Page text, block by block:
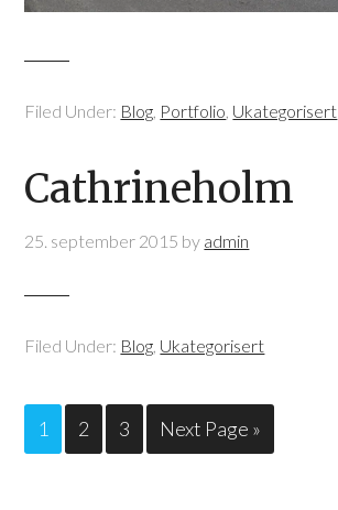
Filed Under: Blog, Portfolio, Ukategorisert
Cathrineholm
25. september 2015 by admin
Filed Under: Blog, Ukategorisert
1 2 3 Next Page »